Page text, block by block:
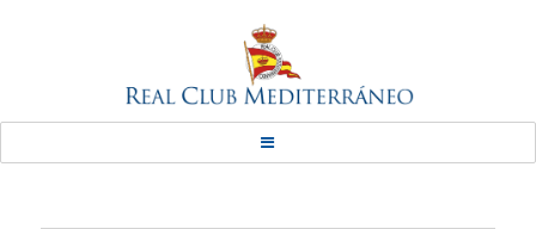
Real Club Mediterráneo